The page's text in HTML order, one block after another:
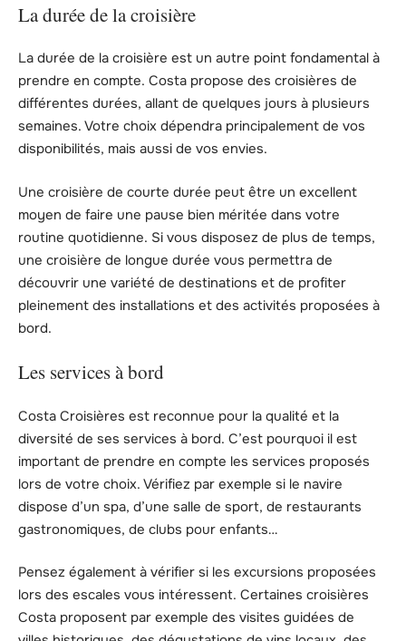
La durée de la croisière
La durée de la croisière est un autre point fondamental à
prendre en compte. Costa propose des croisières de
différentes durées, allant de quelques jours à plusieurs
semaines. Votre choix dépendra principalement de vos
disponibilités, mais aussi de vos envies.
Une croisière de courte durée peut être un excellent
moyen de faire une pause bien méritée dans votre
routine quotidienne. Si vous disposez de plus de temps,
une croisière de longue durée vous permettra de
découvrir une variété de destinations et de profiter
pleinement des installations et des activités proposées à
bord.
Les services à bord
Costa Croisières est reconnue pour la qualité et la
diversité de ses services à bord. C’est pourquoi il est
important de prendre en compte les services proposés
lors de votre choix. Vérifiez par exemple si le navire
dispose d’un spa, d’une salle de sport, de restaurants
gastronomiques, de clubs pour enfants…
Pensez également à vérifier si les excursions proposées
lors des escales vous intéressent. Certaines croisières
Costa proposent par exemple des visites guidées de